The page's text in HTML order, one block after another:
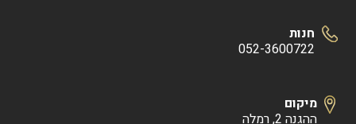
חנות
052-3600722
מיקום
ההגנה 2, רמלה